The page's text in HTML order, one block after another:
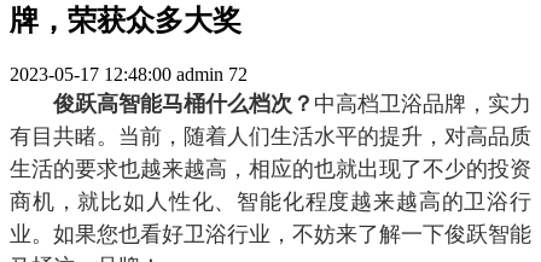
牌，荣获众多大奖
2023-05-17 12:48:00 admin 72
俊跃高智能马桶什么档次？中高档卫浴品牌，实力
有目共睹。当前，随着人们生活水平的提升，对高品质
生活的要求也越来越高，相应的也就出现了不少的投资
商机，就比如人性化、智能化程度越来越高的卫浴行
业。如果您也看好卫浴行业，不妨来了解一下俊跃智能